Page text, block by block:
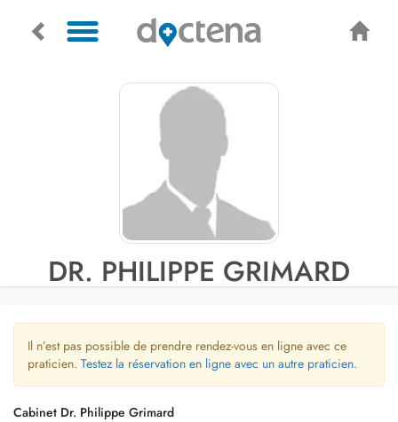
DR. PHILIPPE GRIMARD
Il n’est pas possible de prendre rendez-vous en ligne avec ce
praticien. Testez la réservation en ligne avec un autre praticien.
Cabinet Dr. Philippe Grimard